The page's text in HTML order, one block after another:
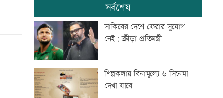
সর্বশেষ
সাকিবের দেশে ফেরার সুযোগ
নেই: ক্রীড়া প্রতিমন্ত্রী
শিল্পকলায় বিনামূল্যে ৬ সিনেমা
দেখা যাবে